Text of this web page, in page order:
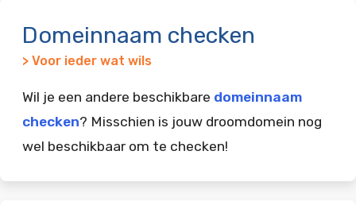
Domeinnaam checken
> Voor ieder wat wils
Wil je een andere beschikbare domeinnaam
checken? Misschien is jouw droomdomein nog
wel beschikbaar om te checken!